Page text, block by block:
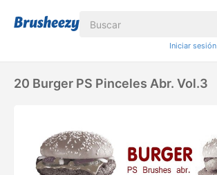
Iniciar sesión
20 Burger PS Pinceles Abr. Vol.3